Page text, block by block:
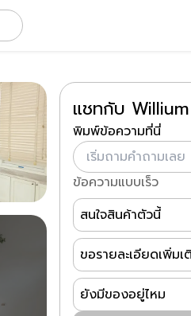
แชทกับ
พิมพ์ข้อความที่นี่
ข้อความแบบเร็ว
สนใจสินค้าตัวนี้
ขอรายละเอียดเพิ่มเ
ยังมีของอยู่ไหม